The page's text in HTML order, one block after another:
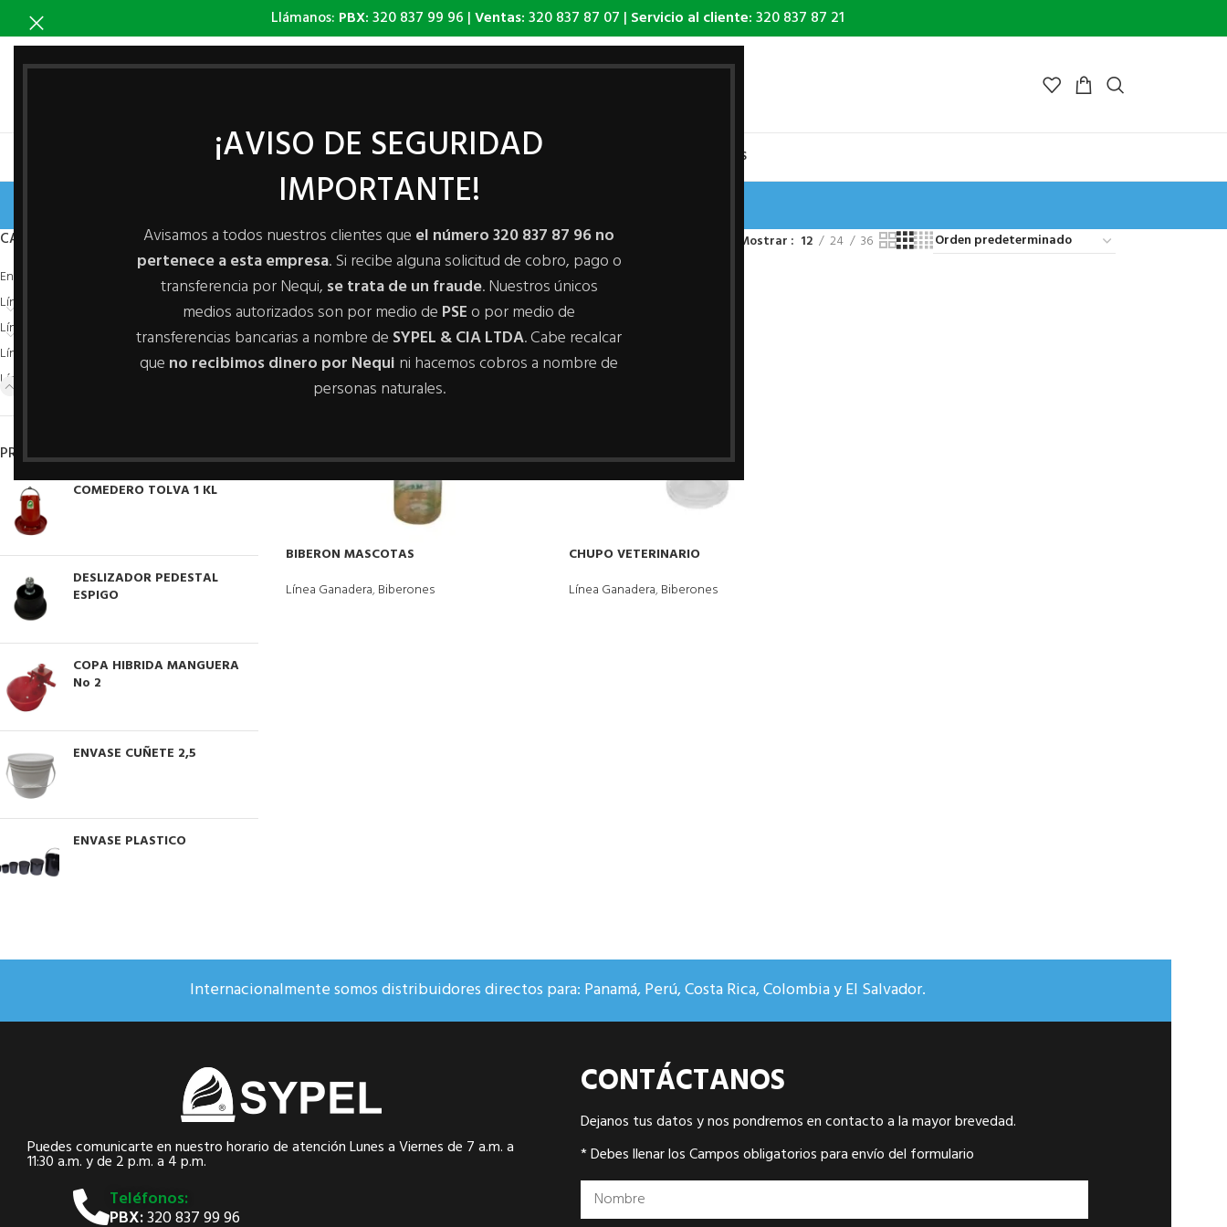
¡AVISO DE SEGURIDAD
IMPORTANTE!
Avisamos a todos nuestros clientes que el número 320 837 87 96 no
pertenece a esta empresa. Si recibe alguna solicitud de cobro, pago o
transferencia por Nequi, se trata de un fraude. Nuestros únicos
medios autorizados son por medio de PSEo por medio de
transferencias bancarias a nombre de SYPEL & CIA LTDA. Cabe recalcar
que no recibimos dinero por Nequi ni hacemos cobros a nombre de
personas naturales.
Llámanos: PBX:320 837 99 96 |Ventas:320 837 87 07 | Servicio al cliente:320 837 87 21
INICIO PRODUCTOS VIDEO TUTORIALES CONTÁCTENOS
CATEGORIAS
Envases y Cuñetes 3
Línea Accesorios 59
Línea Avicola 29
Línea Baterías 2
Línea Ganadera
PRODUCTOS
COMEDERO TOLVA 1 KL
DESLIZADOR PEDESTAL
ESPIGO
COPA HIBRIDA MANGUERA
No 2
ENVASE CUÑETE 2,5
ENVASE PLASTICO
Inicio/Línea Ganadera/ Biberones Mostrar 12 24 36
BIBERON MASCOTAS
Línea Ganadera, Biberones
CHUPO VETERINARIO
Línea Ganadera, Biberones
Internacionalmente somos distribuidores directos para: Panamá, Perú, Costa Rica, Colombia y El Salvador.
Puedes comunicarte en nuestro horario de atención Lunes a Viernes de 7 a.m. a
11:30 a.m. y de 2 p.m. a 4 p.m.
Teléfonos:
PBX:320 837 99 96
CONTÁCTANOS
Dejanos tus datos y nos pondremos en contacto a la mayor brevedad.
* Debes llenar los Campos obligatorios para envío del formulario